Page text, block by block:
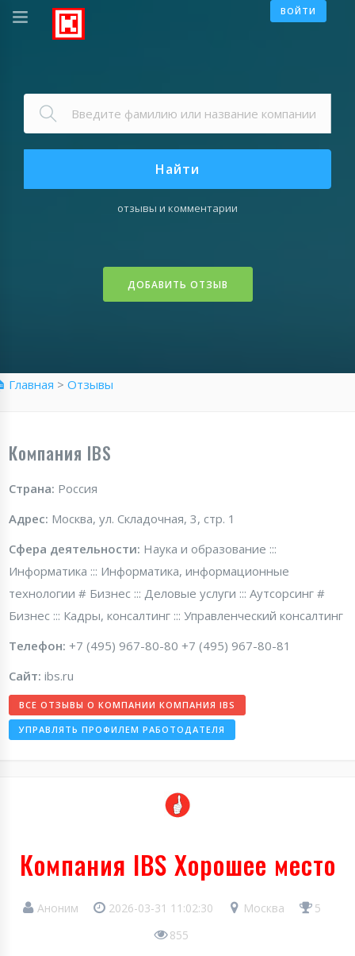
ВОЙТИ
Найти
отзывы и комментарии
ДОБАВИТЬ ОТЗЫВ
Главная > Отзывы
Компания IBS
Страна: Россия
Адрес: Москва, ул. Складочная, 3, стр. 1
Сфера деятельности: Наука и образование :::
Информатика ::: Информатика, информационные
технологии # Бизнес ::: Деловые услуги ::: Аутсорсинг #
Бизнес ::: Кадры, консалтинг ::: Управленческий консалтинг
Телефон: +7 (495) 967-80-80 +7 (495) 967-80-81
Сайт: ibs.ru
ВСЕ ОТЗЫВЫ О КОМПАНИИ КОМПАНИЯ IBS
УПРАВЛЯТЬ ПРОФИЛЕМ РАБОТОДАТЕЛЯ
Компания IBS Хорошее место
Аноним 2026-03-31 11:02:30 Москва
5
855